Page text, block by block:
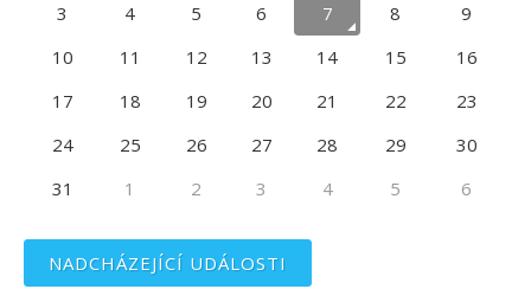
3
4 5 6 7 8
9
10
11 12 13 14 15
16
17
18 19 20 21 22
23
24
25 26 27 28 29
30
31
1 2 3 4 5 6
NADCHÁZEJÍCÍ UDÁLOSTI